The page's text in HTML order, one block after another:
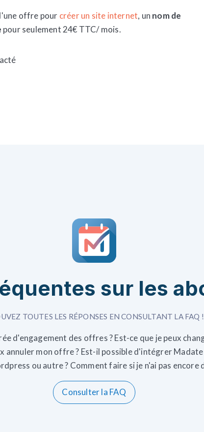
offre pour créer un site internet, un nom de
pour seulement 24€ TTC/ mois.
sur les
TOUTES LES RÉPONSES EN CONSULTANT LA FAQ !
d'engagement des offres ? Est-ce que je peux
annuler mon offre ? Est-il possible d'intégrer
ou autre ? Comment faire si je n'ai pas encore
Consulter la FAQ